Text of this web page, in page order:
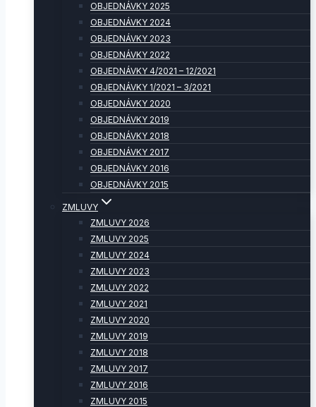
OBJEDNÁVKY 2025
OBJEDNÁVKY 2024
OBJEDNÁVKY 2023
OBJEDNÁVKY 2022
OBJEDNÁVKY 4/2021 – 12/2021
OBJEDNÁVKY 1/2021 – 3/2021
OBJEDNÁVKY 2020
OBJEDNÁVKY 2019
OBJEDNÁVKY 2018
OBJEDNÁVKY 2017
OBJEDNÁVKY 2016
OBJEDNÁVKY 2015
ZMLUVY
ZMLUVY 2026
ZMLUVY 2025
ZMLUVY 2024
ZMLUVY 2023
ZMLUVY 2022
ZMLUVY 2021
ZMLUVY 2020
ZMLUVY 2019
ZMLUVY 2018
ZMLUVY 2017
ZMLUVY 2016
ZMLUVY 2015